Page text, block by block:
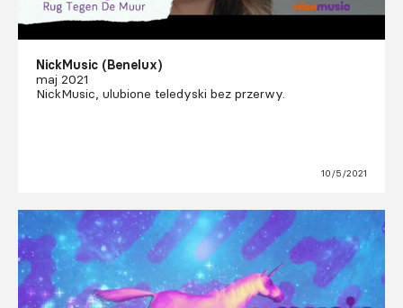
NickMusic (Benelux)
maj 2021
NickMusic, ulubione teledyski bez przerwy.
10/5/2021